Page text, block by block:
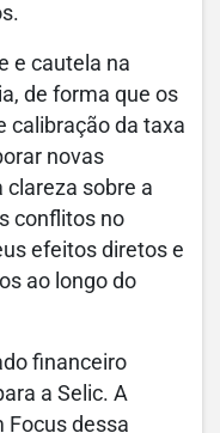
e cautela na
de forma que os
calibração da taxa
novas
sobre a
conflitos no
efeitos diretos e
ao longo do
financeiro
a Selic. A
Focus dessa